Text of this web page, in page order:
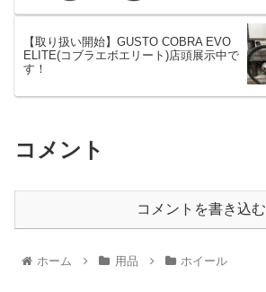
【取り扱い開始】GUSTO COBRA EVO
ELITE(コブラエボエリート)店頭展示中で
す！
コメント
コメントを書き込む
ホーム 用品 ホイール